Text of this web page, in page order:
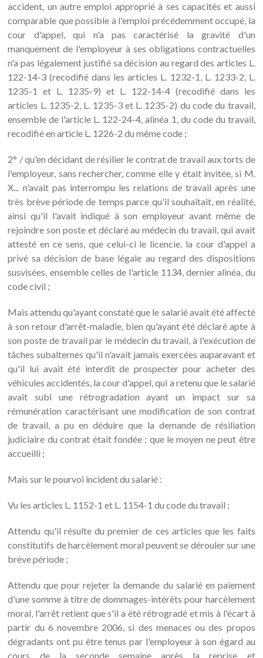
accident, un autre emploi approprié à ses capacités et aussi
comparable que possible à l'emploi précédemment occupé, la
cour d'appel, qui n'a pas caractérisé la gravité d'un
manquement de l'employeur à ses obligations contractuelles
n'a pas légalement justifié sa décision au regard des articles L.
122-14-3 (recodifié dans les articles L. 1232-1, L. 1233-2, L.
1235-1 et L. 1235-9) et L. 122-14-4 (recodifié dans les
articles L. 1235-2, L. 1235-3 et L. 1235-2) du code du travail,
ensemble de l'article L. 122-24-4, alinéa 1, du code du travail,
recodifié en article L. 1226-2 du même code ;
2° / qu'en décidant de résilier le contrat de travail aux torts de
l'employeur, sans rechercher, comme elle y était invitée, si M.
X... n'avait pas interrompu les relations de travail après une
très brève période de temps parce qu'il souhaitait, en réalité,
ainsi qu'il l'avait indiqué à son employeur avant même de
rejoindre son poste et déclaré au médecin du travail, qui avait
attesté en ce sens, que celui-ci le licencie, la cour d'appel a
privé sa décision de base légale au regard des dispositions
susvisées, ensemble celles de l'article 1134, dernier alinéa, du
code civil ;
Mais attendu qu'ayant constaté que le salarié avait été affecté
à son retour d'arrêt-maladie, bien qu'ayant été déclaré apte à
son poste de travail par le médecin du travail, à l'exécution de
tâches subalternes qu'il n'avait jamais exercées auparavant et
qu'il lui avait été interdit de prospecter pour acheter des
véhicules accidentés, la cour d'appel, qui a retenu que le salarié
avait subi une rétrogradation ayant un impact sur sa
rémunération caractérisant une modification de son contrat
de travail, a pu en déduire que la demande de résiliation
judiciaire du contrat était fondée ; que le moyen ne peut être
accueilli ;
Mais sur le pourvoi incident du salarié :
Vu les articles L. 1152-1 et L. 1154-1 du code du travail ;
Attendu qu'il résulte du premier de ces articles que les faits
constitutifs de harcèlement moral peuvent se dérouler sur une
brève période ;
Attendu que pour rejeter la demande du salarié en paiement
d'une somme à titre de dommages-intérêts pour harcèlement
moral, l'arrêt retient que s'il a été rétrogradé et mis à l'écart à
partir du 6 novembre 2006, si des menaces ou des propos
dégradants ont pu être tenus par l'employeur à son égard au
cours de la seconde semaine après la reprise et